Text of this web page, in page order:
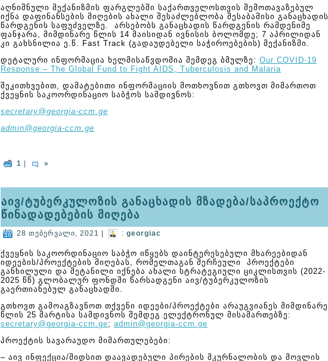
აღნიშნული მექანიზმის ფარგლებში საქართველოსთვის შემოთავაზებულ
იქნა დაფინანსების მიღების ახალი შესაძლებლობა შესაბამისი განაცხადის
წარდგენის საფუძველზე. არსებობს განაცხადის წარდგენის რამდენიმე
ფანჯარა, მიმდინარე წლის 14 მაისიდან ივნისის ბოლომდე; 7 აპრილიდან
კი გახსნილია ე.წ. Fast Track (გადაუდებელი საჭიროებების) მექანიზმი.
დეტალური ინფორმაცია ხელმისაწვდომია შემდეგ ბმულზე: Our COVID-19
Response – The Global Fund to Fight AIDS, Tuberculosis and Malaria
შეკითხვებით, დამატებითი ინფორმაციის მოთხოვნით გთხოვთ მიმართოთ
ქვეყნის საკოორდინაციო საბჭოს სამდივნოს:
secretary@georgia-ccm.ge
admin@georgia-ccm.ge
1 | »
აივ/ტუბერკულოზის განაცხადის მზადება/საპროექტო
წინადადებების მიღება
28 თებერვალი, 2021 | : georgiac
ქვეყნის საკოორდინაციო საბჭო იწყებს დაინტერესებული მხარეებიდან
იდეების/პროექტების მიღებას, რომელთაგან შერჩეული პროექტები
განხილული და შეტანილი იქნება ახალი სტრატეგიული ციკლისთვის (2022-
2025 წწ) გლობალურ ფონდში წარსადგენი აივ/ტუბერკულოზის
გაერთიანებულ განაცხადში.
გთხოვთ გამოაგზავნოთ თქვენი იდეები/პროექტები არაუგვიანეს მიმდინარე
წლის 25 მარტისა სამდივნოს შემდეგ ელექტრონულ მისამართებზე:
secretary@georgia-ccm.ge; admin@georgia-ccm.ge
პროექტის სავარაუდო მიმართულებები:
– აივ ინფექცია/შიდსით დაავადებული პირების მკურნალობის და მოვლის